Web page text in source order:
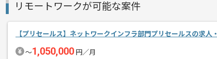
リモートワークが可能な案件
【プリセールス】ネットワークインフラ部門プリセールスの求人
〜1,050,000 円／月